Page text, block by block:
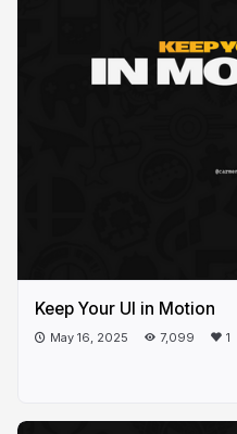
Keep Your UI in Motion
May 16, 2025 7,099 1